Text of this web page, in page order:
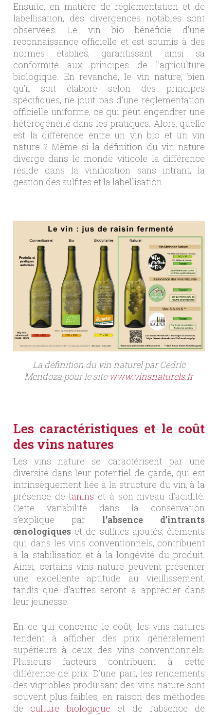
Ensuite, en matière de réglementation et de
labellisation, des divergences notables sont
observées. Le vin bio bénéficie d’une
reconnaissance officielle et est soumis à des
normes établies, garantissant ainsi sa
conformité aux principes de l’agriculture
biologique. En revanche, le vin nature, bien
qu’il soit élaboré selon des principes
spécifiques, ne jouit pas d’une réglementation
officielle uniforme, ce qui peut engendrer une
hétérogénéité dans les pratiques. Alors, quelle
est la différence entre un vin bio et un vin
nature ? Même si la définition du vin nature
diverge dans le monde viticole la différence
réside dans la vinification sans intrant, la
gestion des sulfites et la labellisation.
La définition du vin naturel par Cédric
Mendoza pour le site www.vinsnaturels.fr
Les caractéristiques et le coût
des vins natures
Les vins nature se caractérisent par une
diversité dans leur potentiel de garde, qui est
intrinsèquement liée à la structure du vin, à la
présence detanins et à son niveau d’acidité.
Cette variabilité dans la conservation
s’explique par l’absence d’intrants
œnologiqueset de sulfites ajoutés, éléments
qui, dans les vins conventionnels, contribuent
à la stabilisation et à la longévité du produit.
Ainsi, certains vins nature peuvent présenter
une excellente aptitude au vieillissement,
tandis que d’autres seront à apprécier dans
leur jeunesse.
En ce qui concerne le coût, les vins natures
tendent à afficher des prix généralement
supérieurs à ceux des vins conventionnels.
Plusieurs facteurs contribuent à cette
différence de prix. D’une part, les rendements
des vignobles produisant des vins nature sont
souvent plus faibles, en raison des méthodes
de culture biologique et de l’absence de